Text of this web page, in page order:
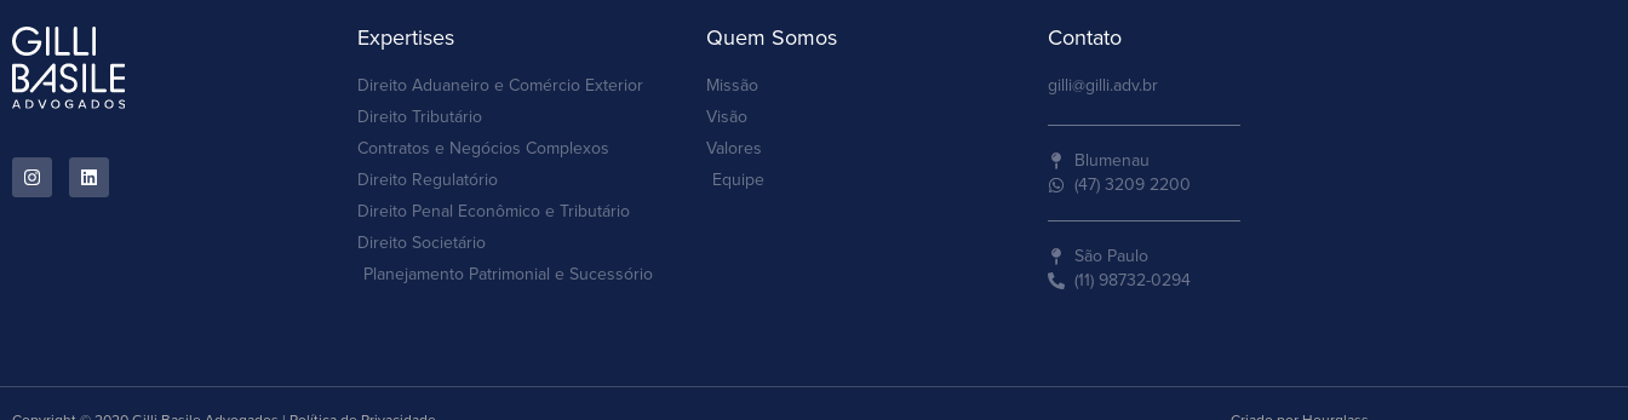
Expertises
Direito Aduaneiro e Comércio Exterior
Direito Tributário
Contratos e Negócios Complexos
Direito Regulatório
Direito Penal Econômico e Tributário
Direito Societário
Planejamento Patrimonial e Sucessório
Quem Somos
Missão
Visão
Valores
Equipe
Contato
gilli@gilli.adv.br
Blumenau
(47) 3209 2200
São Paulo
(11) 98732-0294